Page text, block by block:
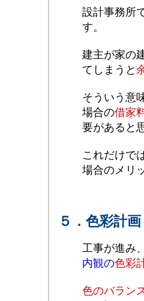
設計事務所
す。
建主が家の
てしまうと
そういう意
場合の借家
要があると
これだけで
場合のメリ
５．色彩計画
工事が進み
内観の色彩
色のバラン